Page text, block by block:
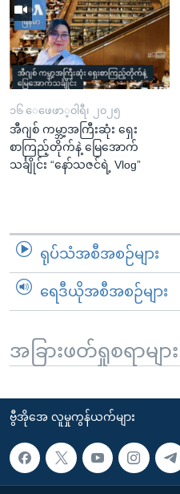
၁၆ ေဖေဖာ္၀ါရီ၊ ၂၀၂၅
အီဂျစ် ကမ္ဘာ့အကြီးဆုံး ရှေး
စာကြည့်တိုက်နဲ့ မြေအောက်
သင်္ချိုင်း “နော်သဇင်ရဲ့ Vlog”
ရုပ်သံအစီအစဉ်များ
ရေဒီယိုအစီအစဉ်များ
အခြားဖတ်ရှုစရာများ
ဗွီအိုအေ လူမှုကွန်ယက်များ